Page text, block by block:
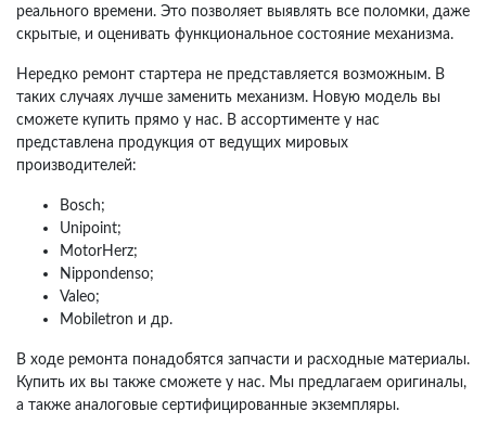
реального времени. Это позволяет выявлять все поломки, даже
скрытые, и оценивать функциональное состояние механизма.
Нередко ремонт стартера не представляется возможным. В
таких случаях лучше заменить механизм. Новую модель вы
сможете купить прямо у нас. В ассортименте у нас
представлена продукция от ведущих мировых
производителей:
Bosch;
Unipoint;
MotorHerz;
Nippondenso;
Valeo;
Mobiletron и др.
В ходе ремонта понадобятся запчасти и расходные материалы.
Купить их вы также сможете у нас. Мы предлагаем оригиналы,
а также аналоговые сертифицированные экземпляры.